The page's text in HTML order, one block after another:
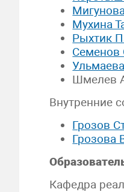
Мухина
Рыхтик
Семенов
Шмелев
Внутренние
Грозов
Грозова
Кафедра